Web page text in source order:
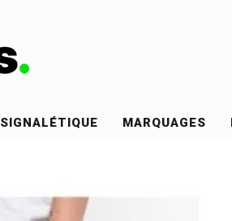
SIGNALÉTIQUE MARQUAGES